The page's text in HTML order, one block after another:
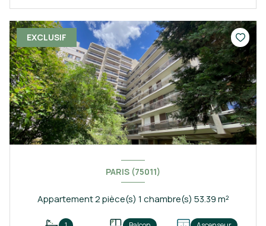
EXCLUSIF
PARIS (75011)
Appartement 2 pièce(s) 1 chambre(s) 53.39 m²